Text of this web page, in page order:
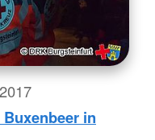
in